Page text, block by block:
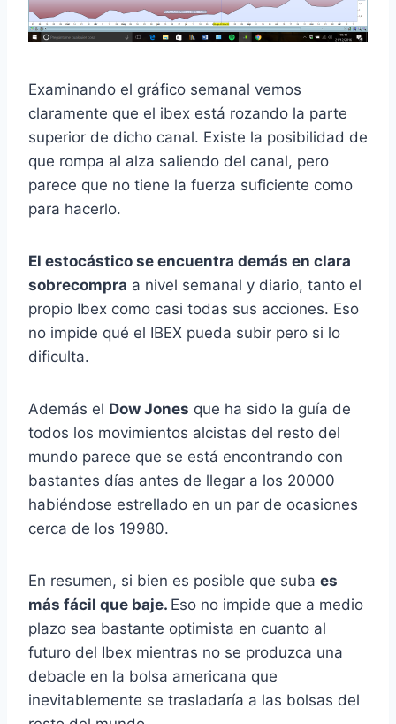
Examinando el gráfico semanal vemos
claramente que el ibex está rozando la parte
superior de dicho canal. Existe la posibilidad de
que rompa al alza saliendo del canal, pero
parece que no tiene la fuerza suficiente como
para hacerlo.
El estocástico se encuentra demás en clara
sobrecompra a nivel semanal y diario, tanto el
propio Ibex como casi todas sus acciones. Eso
no impide qué el IBEX pueda subir pero si lo
dificulta.
Además el Dow Jones que ha sido la guía de
todos los movimientos alcistas del resto del
mundo parece que se está encontrando con
bastantes días antes de llegar a los 20000
habiéndose estrellado en un par de ocasiones
cerca de los 19980.
En resumen, si bien es posible que suba es
más fácil que baje. Eso no impide que a medio
plazo sea bastante optimista en cuanto al
futuro del Ibex mientras no se produzca una
debacle en la bolsa americana que
inevitablemente se trasladaría a las bolsas del